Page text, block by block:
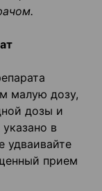
малую дозу,
дозы и
в
удваивайте
прием